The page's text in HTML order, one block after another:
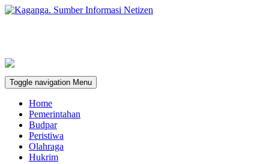
Toggle navigation Menu
Home
Pemerintahan
Budpar
Peristiwa
Olahraga
Hukrim